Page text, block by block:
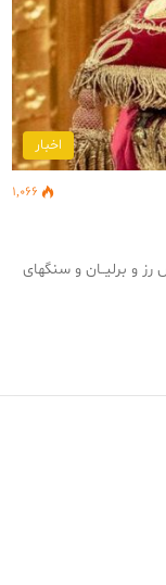
اخبار
1,066
نقــــره با تراش رز و برلیــان و سنگهای